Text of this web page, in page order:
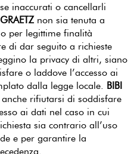
inaccurati o cancellarli
non sia tenuta a
per legittime finalità
di dar seguito a richieste
la privacy di altri, siano
o laddove l’accesso ai
dalla legge locale. BIBI
anche rifiutarsi di soddisfare
ai dati nel caso in cui
sia contrario all’uso
e per garantire la